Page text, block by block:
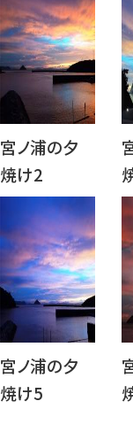
宮ノ浦の夕
焼け2
宮ノ浦の夕
焼け5